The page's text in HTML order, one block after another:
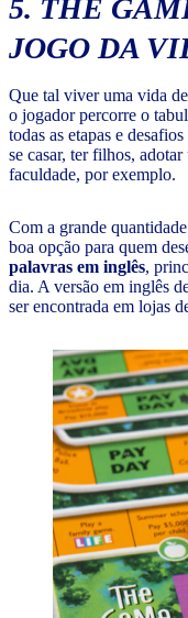
5. THE
JOGO DA
Que tal viver uma vida
o jogador percorre o
todas as etapas e
se casar, ter filhos,
faculdade, por exemplo.
Com a grande
boa opção para quem
palavras em inglês,
dia. A versão em inglês
ser encontrada em lojas